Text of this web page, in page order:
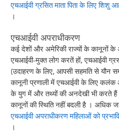
एचआईवी ग्रसित माता पिता के लिए शिशु
।
एचआईवी अपराधीकरण
कई देशों और अमेरिकी राज्यों के कानूनों के
एचआईवी-मुक्त लोग करतें हों, एचआईवी
(उदाहरण के लिए, आपसी सहमति से यौन
कानूनी प्रणाली में एचआईवी के लिए कलंक
के युग में और तथ्यों की अनदेखी भी करते
कानूनों की स्थिति नहीं बदली है । अधिक
एचआईवी अपराधीकरण महिलाओं को
।